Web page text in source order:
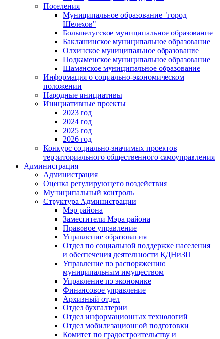
Поселения
Муниципальное образование "город
Шелехов"
Большелугское муниципальное образование
Баклашинское муниципальное образование
Олхинское муниципальное образование
Подкаменское муниципальное образование
Шаманское муниципальное образование
Информация о социально-экономическом
положении
Народные инициативы
Инициативные проекты
2023 год
2024 год
2025 год
2026 год
Конкурс социально-значимых проектов
территориального общественного самоуправления
Администрация
Администрация
Оценка регулирующего воздействия
Муниципальный контроль
Структура Администрации
Мэр района
Заместители Мэра района
Правовое управление
Управление образования
Отдел по социальной поддержке населения
и обеспечения деятельности КДНиЗП
Управление по распоряжению
муниципальным имуществом
Управление по экономике
Финансовое управление
Архивный отдел
Отдел бухгалтерии
Отдел информационных технологий
Отдел мобилизационной подготовки
Комитет по градостроительству и